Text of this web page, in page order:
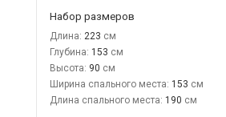
Набор размеров
Длина: 223
Глубина: 153
Высота: 90
Ширина спального места: 153
Длина спального места: 190